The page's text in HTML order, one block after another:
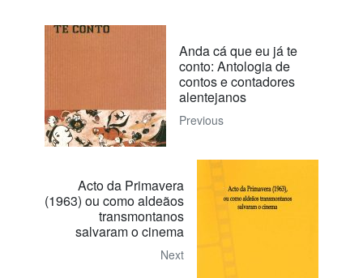
Anda cá que eu já te
conto: Antologia de
contos e contadores
alentejanos
Previous
Acto da Primavera
(1963) ou como aldeãos
transmontanos
salvaram o cinema
Next